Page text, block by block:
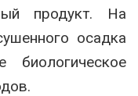
продукт. На
осадка
биологическое